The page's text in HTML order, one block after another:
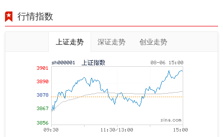
行情指数
上证走势 深证走势 创业走势